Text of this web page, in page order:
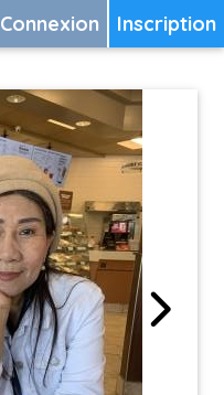
Inscription
Connexion